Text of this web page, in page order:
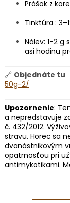
Prášok z
Tinktúra :
Nálev: 1–2
asi hodinu
🔗 Objednáte tu
50g-2/
Upozornenie:
a nepredstavuje
č. 432/2012.
stravu. Horec sa
dvanástnikovým
opatrnosťou pri
antimykotikami.